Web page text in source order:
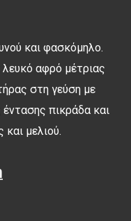
και φασκόμηλο.
αφρό μέτριας
στη γεύση με
έντασης πικράδα και
μελιού.